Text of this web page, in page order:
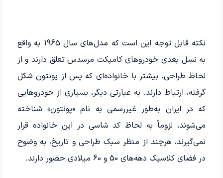
نکته قابل توجه این است که مدل‌های سال 1965 به واقع
به نسل بعدی خودروهای کامپکت مرسدس تعلق دارند و از
لحاظ طراحی، بیشتر با خانواده‌ای که پس از پونتون شکل
گرفته، ارتباط دارند. به عبارتی دیگر، بسیاری از خودروهایی
که در ایران به‌طور غیررسمی به نام «پونتون» شناخته
می‌شوند، لزوماً به لحاظ کد شاسی در این خانواده قرار
نمی‌گیرند، هرچند از منظر سبک طراحی و تاریخ، به وضوح
در فضای کلاسیک دهه‌های 50 و 60 میلادی حضور دارند.